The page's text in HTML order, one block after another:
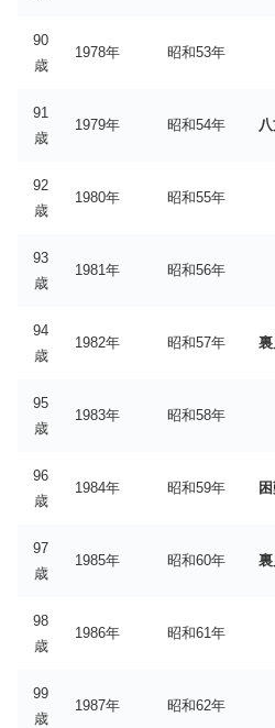
90
歳
1978年 昭和53年
91
歳
1979年 昭和54年
92
歳
1980年 昭和55年
93
歳
1981年 昭和56年
94
歳
1982年 昭和57年 裏
95
歳
1983年 昭和58年
96
歳
1984年 昭和59年
97
歳
1985年 昭和60年 裏
98
歳
1986年 昭和61年
99
歳
1987年 昭和62年